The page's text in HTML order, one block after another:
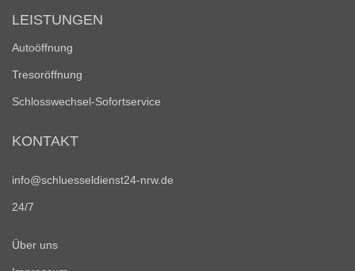
LEISTUNGEN
Autoöffnung
Tresoröffnung
Schlosswechsel-Sofortservice
KONTAKT
info@schluesseldienst24-nrw.de
24/7
Über uns